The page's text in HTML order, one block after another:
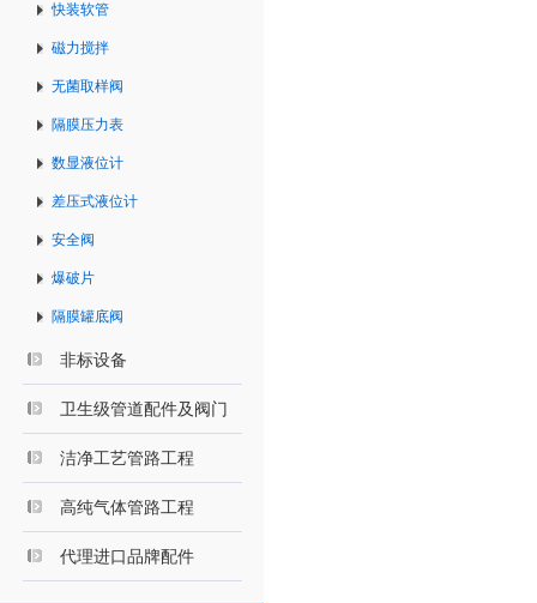
快装软管
磁力搅拌
无菌取样阀
隔膜压力表
数显液位计
差压式液位计
安全阀
爆破片
隔膜罐底阀
非标设备
卫生级管道配件及阀门
洁净工艺管路工程
高纯气体管路工程
代理进口品牌配件